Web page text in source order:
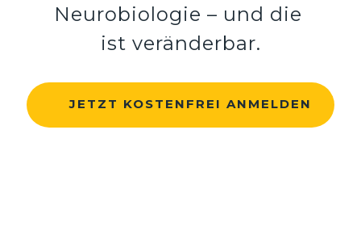
Neurobiologie – und die
ist veränderbar.
JETZT KOSTENFREI ANMELDEN